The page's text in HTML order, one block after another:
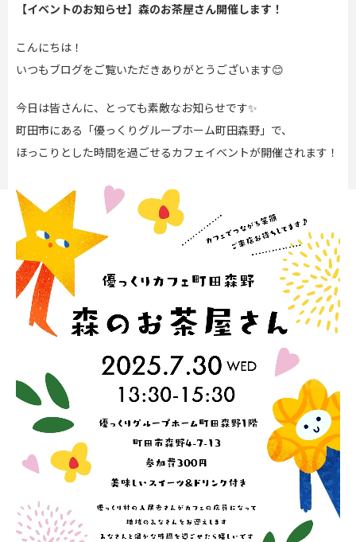
【イベントのお知らせ】森のお茶屋さん開催します！
こんにちは！
いつもブログをご覧いただきありがとうございます😊
今日は皆さんに、とっても素敵なお知らせです✨
町田市にある「優っくりグループホーム町田森野」で、
ほっこりとした時間を過ごせるカフェイベントが開催されます！